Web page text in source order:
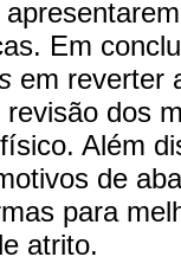
Em
em reverter
dos
Além
de
para
atrito.